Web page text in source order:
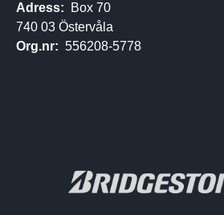
Adress:
Box 70
740 03 Östervåla
Org.nr: 556208-5778